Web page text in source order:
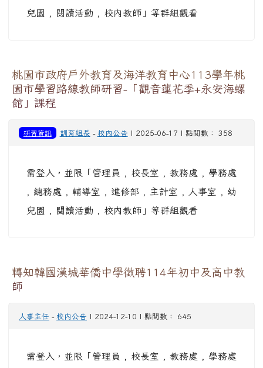
兒園 , 閱讀活動 , 校內教師」等群組觀看
桃園市政府戶外教育及海洋教育中心113學年桃
園市學習路線教師研習-「觀音蓮花季+永安海螺
館」課程
研習資訊 訓育組長 - 校內公告 | 2025-06-17 | 點閱數： 358
需登入，並限「管理員 , 校長室 , 教務處 , 學務處
, 總務處 , 輔導室 , 進修部 , 主計室 , 人事室 , 幼
兒園 , 閱讀活動 , 校內教師」等群組觀看
轉知韓國漢城華僑中學徵聘114年初中及高中教
師
人事主任 - 校內公告 | 2024-12-10 | 點閱數： 645
需登入，並限「管理員 , 校長室 , 教務處 , 學務處